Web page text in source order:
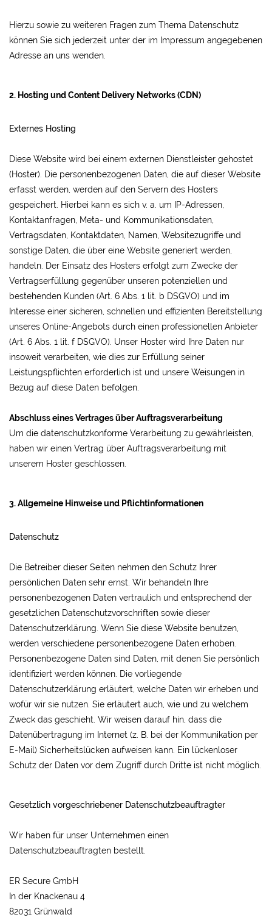
Hierzu sowie zu weiteren Fragen zum Thema Datenschutz
können Sie sich jederzeit unter der im Impressum angegebenen
Adresse an uns wenden.
2. Hosting und Content Delivery Networks (CDN)
Externes Hosting
Diese Website wird bei einem externen Dienstleister gehostet
(Hoster). Die personenbezogenen Daten, die auf dieser Website
erfasst werden, werden auf den Servern des Hosters
gespeichert. Hierbei kann es sich v. a. um IP-Adressen,
Kontaktanfragen, Meta- und Kommunikationsdaten,
Vertragsdaten, Kontaktdaten, Namen, Websitezugriffe und
sonstige Daten, die über eine Website generiert werden,
handeln. Der Einsatz des Hosters erfolgt zum Zwecke der
Vertragserfüllung gegenüber unseren potenziellen und
bestehenden Kunden (Art. 6 Abs. 1 lit. b DSGVO) und im
Interesse einer sicheren, schnellen und effizienten Bereitstellung
unseres Online-Angebots durch einen professionellen Anbieter
(Art. 6 Abs. 1 lit. f DSGVO). Unser Hoster wird Ihre Daten nur
insoweit verarbeiten, wie dies zur Erfüllung seiner
Leistungspflichten erforderlich ist und unsere Weisungen in
Bezug auf diese Daten befolgen.
Abschluss eines Vertrages über Auftragsverarbeitung
Um die datenschutzkonforme Verarbeitung zu gewährleisten,
haben wir einen Vertrag über Auftragsverarbeitung mit
unserem Hoster geschlossen.
3. Allgemeine Hinweise und Pflichtinformationen
Datenschutz
Die Betreiber dieser Seiten nehmen den Schutz Ihrer
persönlichen Daten sehr ernst. Wir behandeln Ihre
personenbezogenen Daten vertraulich und entsprechend der
gesetzlichen Datenschutzvorschriften sowie dieser
Datenschutzerklärung. Wenn Sie diese Website benutzen,
werden verschiedene personenbezogene Daten erhoben.
Personenbezogene Daten sind Daten, mit denen Sie persönlich
identifiziert werden können. Die vorliegende
Datenschutzerklärung erläutert, welche Daten wir erheben und
wofür wir sie nutzen. Sie erläutert auch, wie und zu welchem
Zweck das geschieht. Wir weisen darauf hin, dass die
Datenübertragung im Internet (z. B. bei der Kommunikation per
E-Mail) Sicherheitslücken aufweisen kann. Ein lückenloser
Schutz der Daten vor dem Zugriff durch Dritte ist nicht möglich.
Gesetzlich vorgeschriebener Datenschutzbeauftragter
Wir haben für unser Unternehmen einen
Datenschutzbeauftragten bestellt.
ER Secure GmbH
In der Knackenau 4
82031 Grünwald